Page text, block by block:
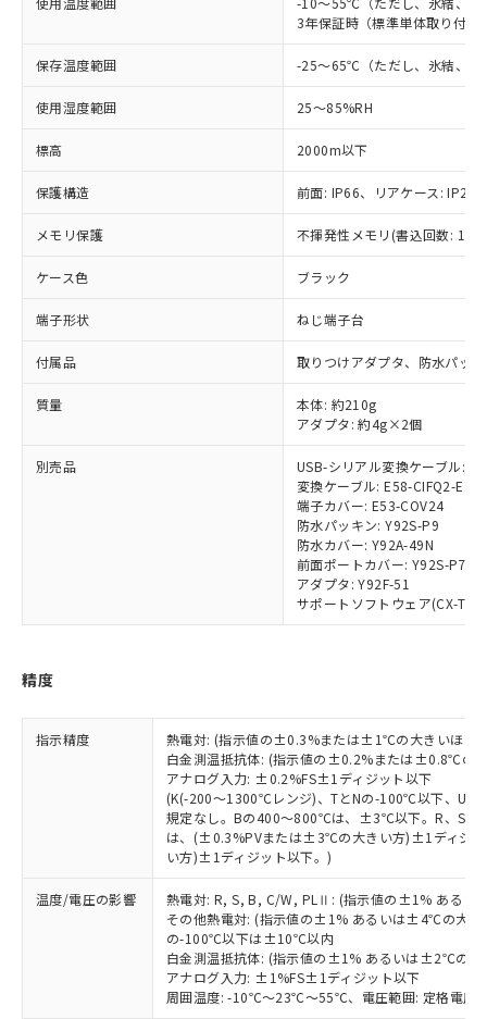
3年保証時（標準単体取り付
保存温度範囲 -25～65℃（ただし、氷結、結
使用湿度範囲 25～85%RH
標高 2000m以下
保護構造 前面: IP66、リアケース: IP20
メモリ保護 不揮発性メモリ(書込回数: 100
ケース色 ブラック
端子形状 ねじ端子台
付属品 取りつけアダプタ、防水パッ
質量
本体: 約210g
アダプタ: 約4g×2個
別売品
USB-シリアル変換ケーブル:
変換ケーブル: E58-CIFQ2-E
端子カバー: E53-COV24
防水パッキン: Y92S-P9
防水カバー: Y92A-49N
前面ポートカバー: Y92S-P7
アダプタ: Y92F-51
サポートソフトウェア(CX-
精度
指示精度
熱電対: (指示値の±0.3%または±1℃の大きいほう
白金測温抵抗体: (指示値の±0.2%または±0.8℃の
アナログ入力: ±0.2%FS±1ディジット以下
(K(-200～1300℃レンジ)、TとNの-100℃以下、U
規定なし。Bの400～800℃は、±3℃以下。R、S
は、(±0.3%PVまたは±3℃の大きい方)±1ディジ
い方)±1ディジット以下。)
温度/電圧の影響
熱電対: R, S, B, C/W, PLⅡ: (指示値の±1% ある
その他熱電対: (指示値の±1% あるいは±4℃の大き
の-100℃以下は±10℃以内
白金測温抵抗体: (指示値の±1% あるいは±2℃の大
アナログ入力: ±1%FS±1ディジット以下
周囲温度: -10℃～23℃～55℃、電圧範囲: 定格電圧
当社制御機器事業取扱商品の中には、
本サービスの対象外となる商品もある
ことをご了承ください。
在庫状況および標準価格照会結果は、
記載している更新日時点での社内デー
タに基づき作成されるものであり、閲
覧された時点での実際の在庫および標
準価格とは異なる場合があることをご
正式な納期状況および標準価格はお客
様のお取引先、またはお客様担当のオ
ムロン制御機器販売店・当社販売員に
オムロン制御機器販売店や当社販売拠
販売ネットワーク
」をご確認
在庫状況および標準価格結果を当社の
事前の承諾なく第三者に漏洩または開
示しないようお願いします。
マイパーツ機能（部品リスト作成サー
ビス）をご利用いただくには、I-Web
メンバーズにご登録されている必要が
お客様が当ウェブサイト上で当社にご
登録された部品リストについて、当社
および当社の共同利用者が、当社の製
品・サービスに関するお客様との取
引・商談に必要な範囲で利用すること
用者の範囲」に記載されている法人を
指します。
害物質有無と関係のない商品です。
仕入先様の事情により、非含有部品として
いたものが、含有品と判明した場合などや
むを得ず変更することがあります。
*EU RoHS指令（10物質）：
鉛(Pb) 1000ppm以下、 水銀(Hg) 1000ppm以下、 カド
六価クロム(Cr(Ⅵ)) 1000ppm以下、ポリ臭化ビフェニル
類(PBB) 1000ppm以下、ポリ臭化ジフェニルエーテル類
(PBDE) 1000ppm以下、フタル酸ビス(2-エチルヘキシ
ル) (DEHP)(別名：DOP) 1000ppm以下、フタル酸ブチ
ルベンジル（BBP） 1000ppm以下、フタル酸ジブチル
但し、RoHS指令で産業用監視および制御機器に対する
フタル酸エステル類の４物質については閾値を超える意
図的な使用がないことを確認しています。
部品在庫の切り替え状況などにより、予定
月が前後することがあります。
※3 非含有証明書ダウンロード
下記の非含有証明書をダウンロードするこ
とができます。
※本証明書は発行日時点で非含有を証明す
るもので、過去に遡って非含有を証明する
ものではありません。
また、RoHS指令のフタル酸エステル類４
物質の対応では、対応完了までの期間は出
荷製品に未対応品が混在することから備考
欄に対応日を記載しておりました。
既に当社にて対応品への在庫切替を完了
していることから、特段のことがない限
り、2022年1月12日より割愛しておりま
「×」：最大均質材料含有率が中国RoHSの
基準値を超えていることを示します。
「－」：未確認です。当社販売部門へお問
Pb(鉛) :1000ppm、 Hg(水銀) : 1000ppm、 Cd(カドミウ
Cr(Ⅵ)(六価クロム) : 1000ppm、 PBBs(ポリ臭化ビフェ
ニル類) : 1000ppm、 PBDEs(ポリ臭化ジフェニルエーテ
DBP(フタル酸ジブチル) : 1000ppm、 DIBP(フタル酸ジ
イソブチル) : 1000ppm、 BBP(フタル酸ブチルベンジ
DEHP(フタル酸ビス(2-エチルヘキシル)) : 1000ppm
「ｅ」：有害物質（10物質）のすべてが基
準値以下であることを示します。
「10」：通常の使用状況下において有害物
質が外部に漏えいし、環境に深刻な影響を
及ぼさない年数を意味します。
「－」：未確認です。当社販売部門へお問
当社は、これら貴社製品のうち、外国
為替および外国貿易法に定める商品
（以下｢規制貨物等」という）を輸出
または国外への提供する場合は、日本
国政府の輸出許可(または役務取引許
可)を取得するなどの必要な手続きを
当社は規制貨物を破棄する場合は、完
全に破砕するなど、違法に輸出されな
いよう必要な手段を講じます。
当社は貴社製品を、核兵器、ミサイ
ル、化学兵器、生物兵器またはその他
武器並びにこれらの製造装置等に一切
当社は、貴社製品を第三者に販売する
場合は、上記1、2および3の内容を当
該第三者に通知します。また当社は、
販売先および販売に係わる関係者が違
法に輸出するおそれがある場合は、取
り引きをいたしません。
合意する キャンセル
一定数以上の在庫あり
一定数には満たないが在庫あり
在庫なし(最新の在庫状況につ
いては、お客様のお取引先、ま
たはお客様担当のオムロン制御
機器販売店・当社販売員にご確
受注生産機種、また在庫状況の
情報を公開していない機種